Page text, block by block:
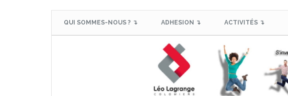
QUI SOMMES-NOUS ? ↴ ADHESION ↴ ACTIVITÉS ↴